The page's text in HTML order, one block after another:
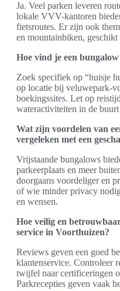
Ja. Veel parken leveren
lokale VVV-kantoren
fietsroutes. Er zijn ook
en mountainbiken,
Hoe vind je een
Zoek specifiek op “huisje
op locatie bij veluwepark-
boekingssites. Let op
wateractiviteiten in de
Wat zijn voordelen van
vergeleken met een
Vrijstaande bungalows
parkeerplaats en meer
doorgaans voordeliger en
of wie minder privacy
en wensen.
Hoe veilig en
service in Voorthuizen?
Reviews geven een goed
klantenservice. Controleer
twijfel naar certificeringen
Parkrecepties geven vaak